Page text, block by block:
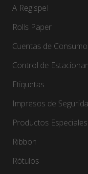
A Regispel
Rolls Paper
Cuentas de Consumo
Control de
Etiquetas
Impresos de
Productos Especiales
Ribbon
Rótulos